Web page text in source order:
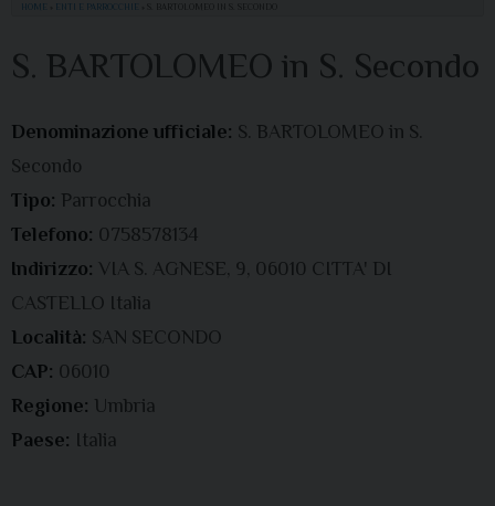
HOME ENTI E PARROCCHIE
S. BARTOLOMEO in S. Secondo
Denominazione ufficiale: S. BARTOLOMEO in S.
Secondo
Tipo: Parrocchia
Telefono: 0758578134
Indirizzo: VIA S. AGNESE, 9, 06010 CITTA' DI
CASTELLO Italia
Località: SAN SECONDO
CAP: 06010
Regione: Umbria
Paese: Italia